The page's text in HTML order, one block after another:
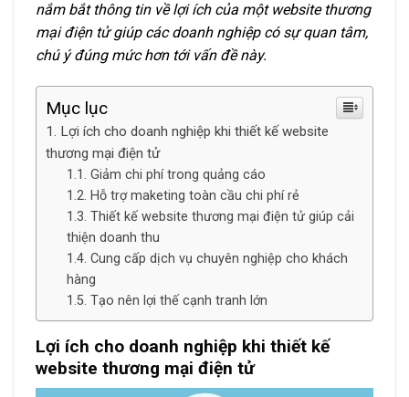
nắm bắt thông tin về lợi ích của một website thương
mại điện tử giúp các doanh nghiệp có sự quan tâm,
chú ý đúng mức hơn tới vấn đề này.
Mục lục
Lợi ích cho doanh nghiệp khi thiết kế website
thương mại điện tử
Giảm chi phí trong quảng cáo
Hỗ trợ maketing toàn cầu chi phí rẻ
Thiết kế website thương mại điện tử giúp cải
thiện doanh thu
Cung cấp dịch vụ chuyên nghiệp cho khách
hàng
Tạo nên lợi thế cạnh tranh lớn
Lợi ích cho doanh nghiệp khi thiết kế
website thương mại điện tử